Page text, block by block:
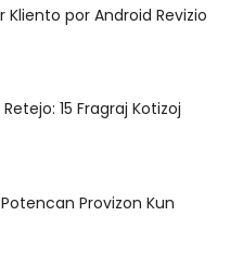
Kliento por Android Revizio
15 Fragraj Kotizoj
Provizon Kun